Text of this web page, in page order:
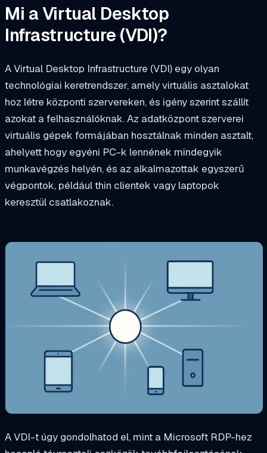
Mi a Virtual Desktop
Infrastructure (VDI)?
A Virtual Desktop Infrastructure (VDI) egy olyan
technológiai keretrendszer, amely virtuális asztalokat
hoz létre központi szervereken, és igény szerint szállít
azokat a felhasználóknak. Az adatközpont szerverei
virtuális gépek formájában hosztálnak minden asztalt,
ahelyett hogy egyéni PC-k lennének mindegyik
munkavégzés helyén, és az alkalmazottak egyszerű
végpontok, például thin clientek vagy laptopok
keresztül csatlakoznak.
A VDI-t úgy gondolhatod el, mint a Microsoft RDP-hez